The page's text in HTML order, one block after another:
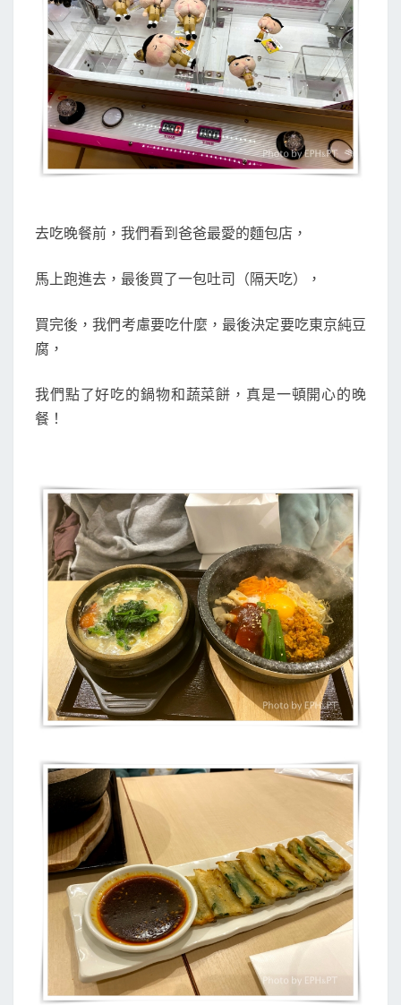
去吃晚餐前，我們看到爸爸最愛的麵包店，
馬上跑進去，最後買了一包吐司（隔天吃），
買完後，我們考慮要吃什麼，最後決定要吃東京純豆
腐，
我們點了好吃的鍋物和蔬菜餅，真是一頓開心的晚
餐！